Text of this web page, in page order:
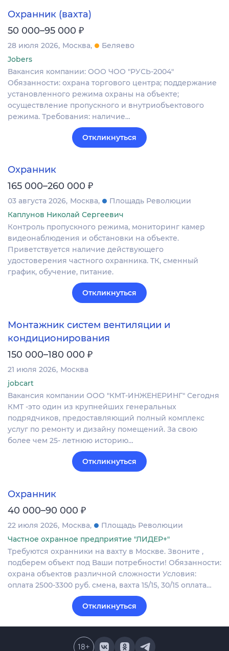
Охранник (вахта)
50 000–95 000 ₽
28 июля 2026 Москва
Беляево
Jobers
Вакансия компании: ООО ЧОО "РУСЬ-2004"
Обязанности: охрана торгового центра; поддержание
установленного режима охраны на объекте;
осуществление пропускного и внутриобъектового
режима. Требования: наличие…
Откликнуться
Охранник
165 000–260 000 ₽
03 августа 2026 Москва
Площадь Революции
Каплунов Николай Сергеевич
Контроль пропускного режима, мониторинг камер
видеонаблюдения и обстановки на объекте.
Приветствуется наличие действующего
удостоверения частного охранника. ТК, сменный
график, обучение, питание.
Откликнуться
Монтажник систем вентиляции и
кондиционирования
150 000–180 000 ₽
21 июля 2026 Москва
jobcart
Вакансия компании ООО "КМТ-ИНЖЕНЕРИНГ" Сегодня
КМТ -это один из крупнейших генеральных
подрядчиков, предоставляющий полный комплекс
услуг по ремонту и дизайну помещений. За свою
более чем 25- летнюю историю…
Откликнуться
Охранник
40 000–90 000 ₽
22 июля 2026 Москва
Площадь Революции
Частное охранное предприятие "ЛИДЕР+"
Требуются охранники на вахту в Москве. Звоните ,
подберем объект под Ваши потребности! Обязанности:
охрана объектов различной сложности Условия:
оплата 2500-3300 руб. смена, вахта 15/15, 30/15 оплата…
Откликнуться
18+